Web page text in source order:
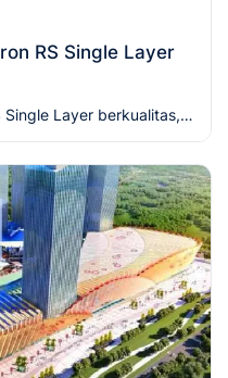
RS Single Layer
Layer berkualitas,
tetap dengan harga